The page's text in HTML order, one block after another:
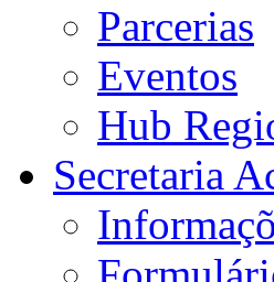
Parcerias
Eventos
Hub
Secretaria